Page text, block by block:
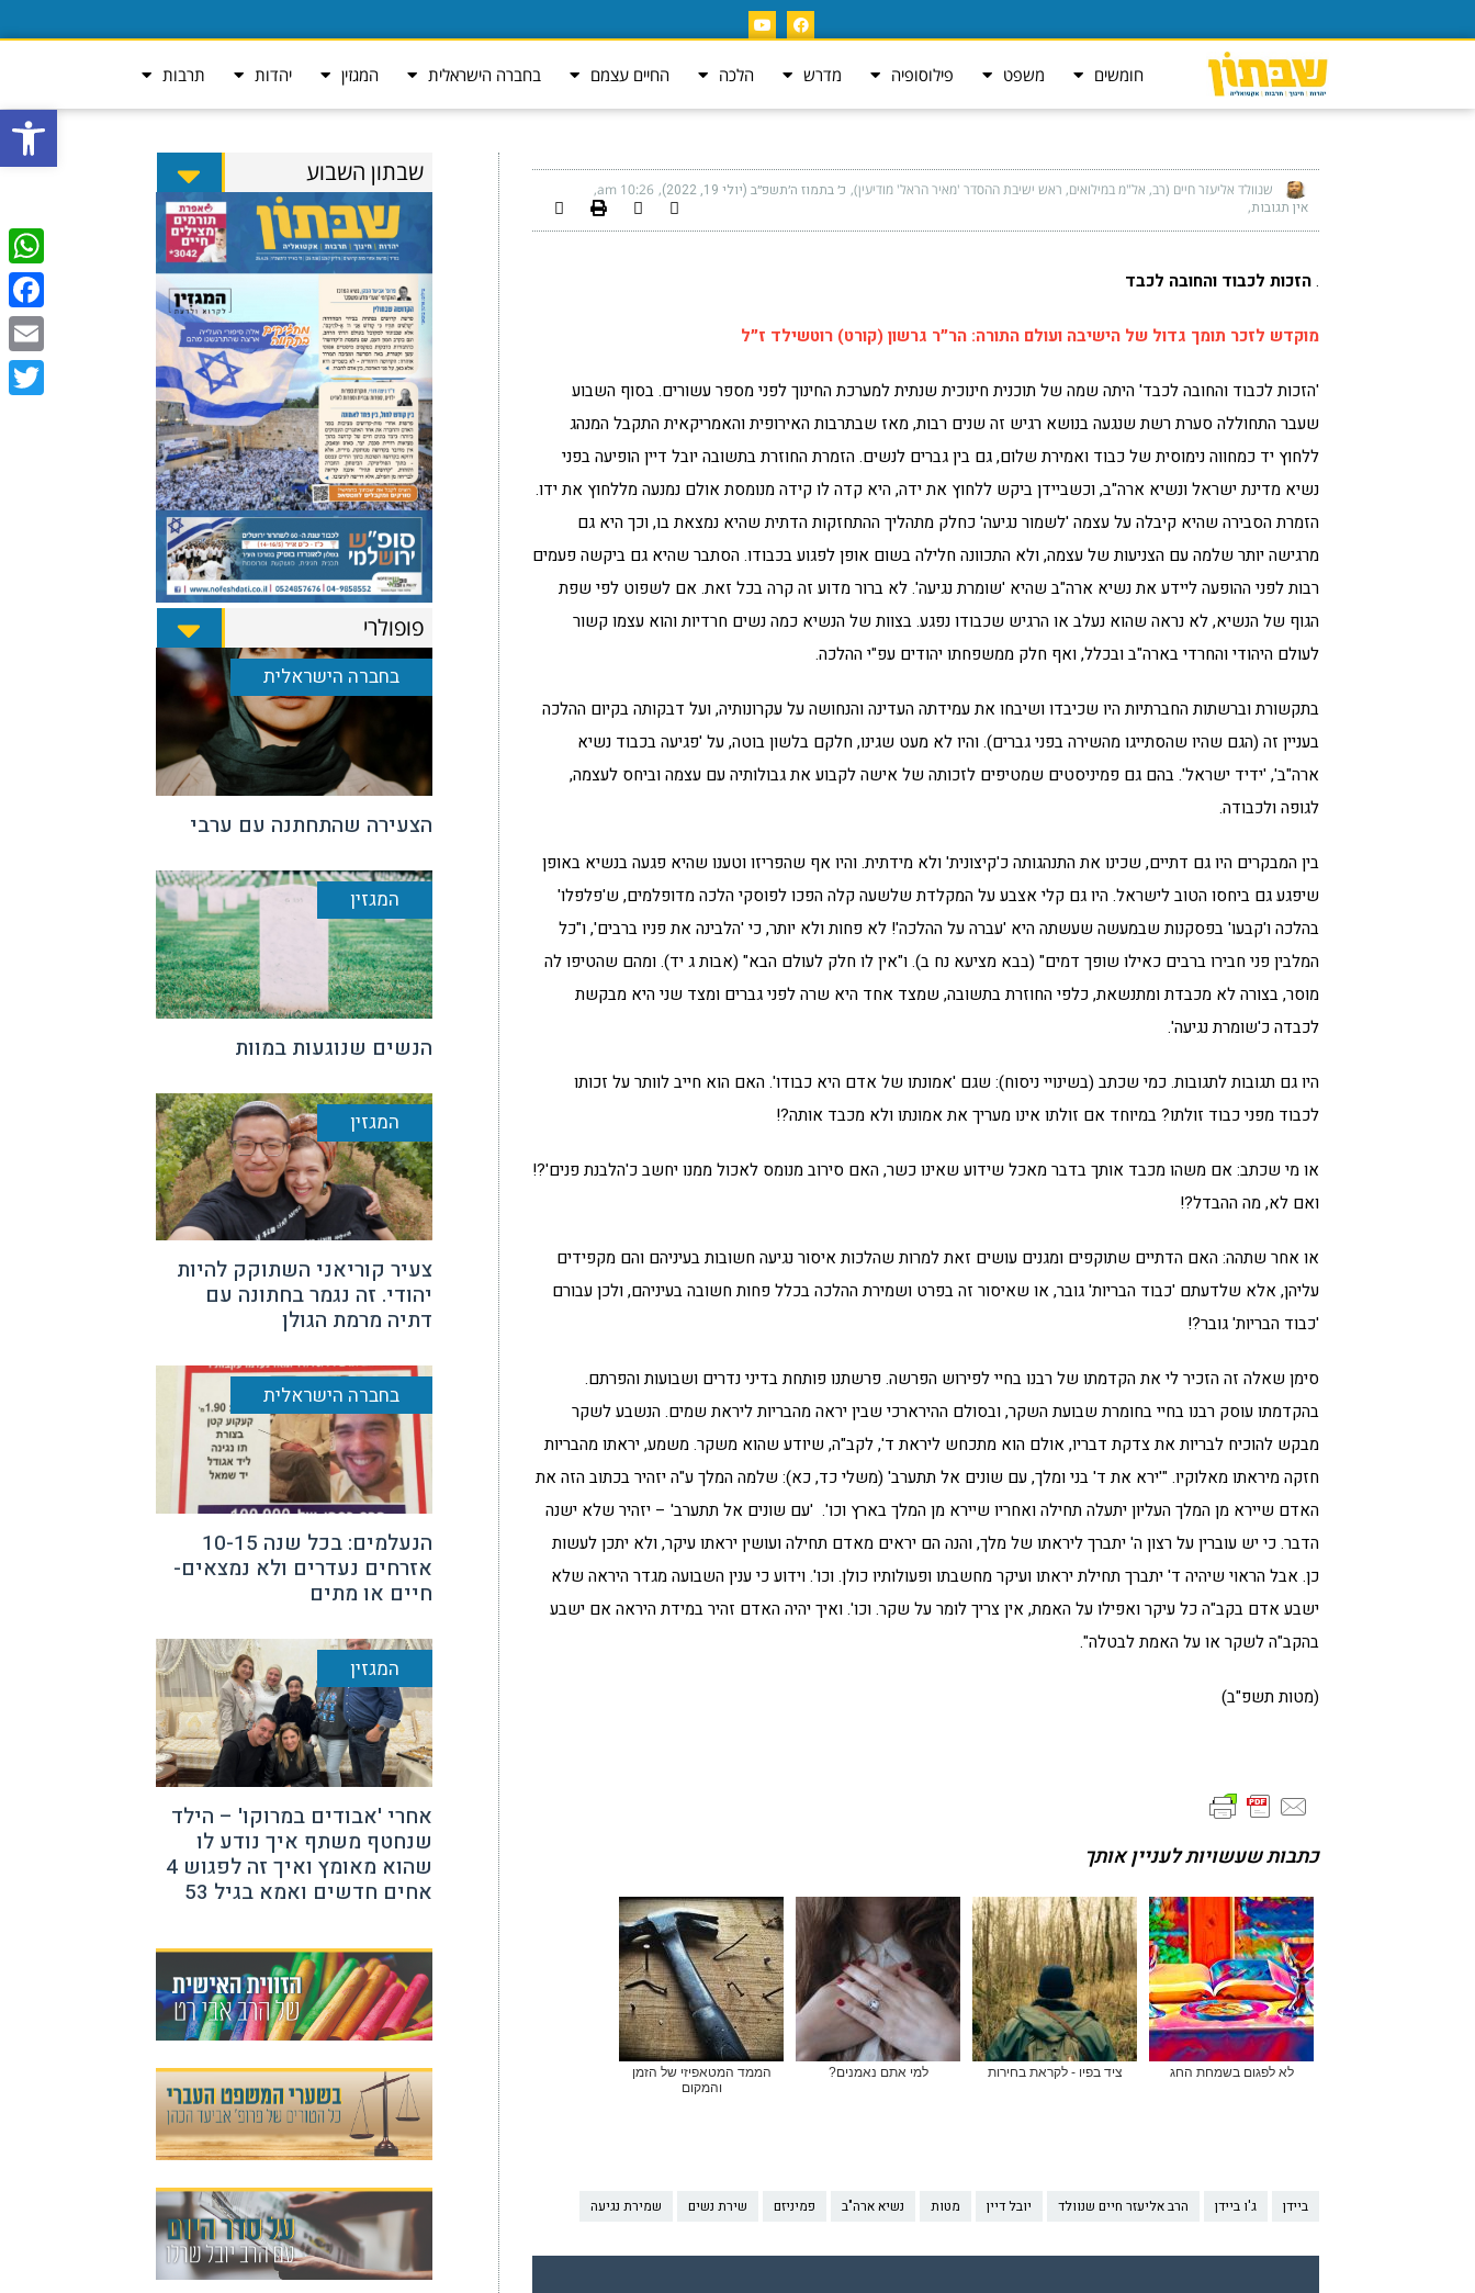
פתח
חומשים משפט פילוסופיה מדרש הלכה החיים עצמם בחברה הישראלית המגזין יהדות תרבות
שנוולד אליעזר חיים (רב, אל"מ במילואים, ראש ישיבת ההסדר 'מאיר הראל' מודיעין) כ׳ בתמוז ה׳תשפ״ב (יולי 19, 2022) 10:26 am
אין תגובות
.הזכות לכבוד והחובה לכבד
מוקדש לזכר תומך גדול של הישיבה ועולם התורה: הר״ר גרשון (קורט) רוטשילד ז״ל
'הזכות לכבוד והחובה לכבד' היתה שמה של תוכנית חינוכית שנתית למערכת החינוך לפני מספר עשורים. בסוף השבוע
שעבר התחוללה סערת רשת שנגעה בנושא רגיש זה שנים רבות, מאז שבתרבות האירופית והאמריקאית התקבל המנהג
ללחוץ יד כמחווה נימוסית של כבוד ואמירת שלום, גם בין גברים לנשים. הזמרת החוזרת בתשובה יובל דיין הופיעה בפני
נשיא מדינת ישראל ונשיא ארה"ב, וכשביידן ביקש ללחוץ את ידה, היא קדה לו קידה מנומסת אולם נמנעה מללחוץ את ידו.
הזמרת הסבירה שהיא קיבלה על עצמה 'לשמור נגיעה' כחלק מתהליך ההתחזקות הדתית שהיא נמצאת בו, וכך היא גם
מרגישה יותר שלמה עם הצניעות של עצמה, ולא התכוונה חלילה בשום אופן לפגוע בכבודו. הסתבר שהיא גם ביקשה פעמים
רבות לפני ההופעה ליידע את נשיא ארה"ב שהיא 'שומרת נגיעה'. לא ברור מדוע זה קרה בכל זאת. אם לשפוט לפי שפת
הגוף של הנשיא, לא נראה שהוא נעלב או הרגיש שכבודו נפגע. בצוות של הנשיא כמה נשים חרדיות והוא עצמו קשור
לעולם היהודי והחרדי בארה"ב ובכלל, ואף חלק ממשפחתו יהודים עפ"י ההלכה.
בתקשורת וברשתות החברתיות היו שכיבדו ושיבחו את עמידתה העדינה והנחושה על עקרונותיה, ועל דבקותה בקיום ההלכה
בעניין זה (הגם שהיו שהסתייגו מהשירה בפני גברים). והיו לא מעט שגינו, חלקם בלשון בוטה, על 'פגיעה בכבוד נשיא
ארה"ב', 'ידיד ישראל'. בהם גם פמיניסטים שמטיפים לזכותה של אישה לקבוע את גבולותיה עם עצמה וביחס לעצמה,
לגופה ולכבודה.
בין המבקרים היו גם דתיים, שכינו את התנהגותה כ'קיצונית' ולא מידתית. והיו אף שהפריזו וטענו שהיא פגעה בנשיא באופן
שיפגע גם ביחסו הטוב לישראל. היו גם קלי אצבע על המקלדת שלשעה קלה הפכו לפוסקי הלכה מדופלמים, ש'פלפלו'
בהלכה ו'קבעו' בפסקנות שבמעשה שעשתה היא 'עברה על ההלכה'! לא פחות ולא יותר, כי 'הלבינה את פניו ברבים', ו"כל
המלבין פני חבירו ברבים כאילו שופך דמים" (בבא מציעא נח ב). ו"אין לו חלק לעולם הבא" (אבות ג יד). ומהם שהטיפו לה
מוסר, בצורה לא מכבדת ומתנשאת, כלפי החוזרת בתשובה, שמצד אחד היא שרה לפני גברים ומצד שני היא מבקשת
לכבדה כ'שומרת נגיעה'.
היו גם תגובות לתגובות. כמי שכתב (בשינויי ניסוח): שגם 'אמונתו של אדם היא כבודו'. האם הוא חייב לוותר על זכותו
לכבוד מפני כבוד זולתו? במיוחד אם זולתו אינו מעריך את אמונתו ולא מכבד אותה?!
או מי שכתב: אם משהו מכבד אותך בדבר מאכל שידוע שאינו כשר, האם סירוב מנומס לאכול ממנו יחשב כ'הלבנת פנים'?!
ואם לא, מה ההבדל?!
או אחר שתהה: האם הדתיים שתוקפים ומגנים עושים זאת למרות שהלכות איסור נגיעה חשובות בעיניהם והם מקפידים
עליהן, אלא שלדעתם 'כבוד הבריות' גובר, או שאיסור זה בפרט ושמירת ההלכה בכלל פחות חשובה בעיניהם, ולכן עבורם
'כבוד הבריות' גובר?!
סימן שאלה זה הזכיר לי את הקדמתו של רבנו בחיי לפירוש הפרשה. פרשתנו פותחת בדיני נדרים ושבועות והפרתם.
בהקדמתו עוסק רבנו בחיי בחומרת שבועת השקר, ובסולם ההירארכי שבין יראה מהבריות ליראת שמים. הנשבע לשקר
מבקש להוכיח לבריות את צדקת דבריו, אולם הוא מתכחש ליראת ד', לקב"ה, שיודע שהוא משקר. משמע, יראתו מהבריות
חזקה מיראתו מאלוקיו. "'ירא את ד' בני ומלך, עם שונים אל תתערב' (משלי כד, כא): שלמה המלך ע"ה יזהיר בכתוב הזה את
האדם שיירא מן המלך העליון יתעלה תחילה ואחריו שיירא מן המלך בארץ וכו'. 'עם שונים אל תתערב' – יזהיר שלא ישנה
הדבר. כי יש עוברין על רצון ה' יתברך ליראתו של מלך, והנה הם יראים מאדם תחילה ועושין יראתו עיקר, ולא יתכן לעשות
כן. אבל הראוי שיהיה ד' יתברך תחילת יראתו ועיקר מחשבתו ופעולותיו כולן. וכו'. וידוע כי ענין השבועה מגדר היראה שלא
ישבע אדם בקב"ה כל עיקר ואפילו על האמת, אין צריך לומר על שקר. וכו'. ואיך יהיה האדם זהיר במידת היראה אם ישבע
בהקב"ה לשקר או על האמת לבטלה".
(מטות תשפ"ב)
כתבות שעשויות לעניין אותך
לא לפגום בשמחת החג ציד בפיו - לקראת בחירות למי אתם נאמנים?
הממד המטאפיזי של הזמן
והמקום
ביידן ג'ו ביידן הרב אליעזר חיים שנוולד יובל דיין מטות נשיא ארה"ב פמיניזם שירת נשים שמירת נגיעה
שבתון השבוע
פופולרי
בחברה הישראלית
הצעירה שהתחתנה עם ערבי
המגזין
הנשים שנוגעות במוות
המגזין
צעיר קוריאני השתוקק להיות
יהודי. זה נגמר בחתונה עם
דתיה מרמת הגולן
בחברה הישראלית
הנעלמים: בכל שנה 10-15
אזרחים נעדרים ולא נמצאים-
חיים או מתים
המגזין
אחרי 'אבודים במרוקו' – הילד
שנחטף משתף איך נודע לו
שהוא מאומץ ואיך זה לפגוש 4
אחים חדשים ואמא בגיל 53
Email